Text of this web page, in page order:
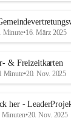
Minute•16. März 2025
& Freizeitkarten
Minute•20. Nov. 2025
her -
Minuten•20. Nov. 2025